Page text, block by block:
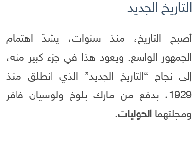
التاريخ الجديد
أصبح التاريخ، منذ سنوات، يشدّ اهتمام
الجمهور الواسع. ويعود هذا في جزء كبير منه،
إلى نجاح “التاريخ الجديد” الذي انطلق منذ
1929، بدفع من مارك بلوخ ولوسيان فافر
ومجلتهما الحوليات.